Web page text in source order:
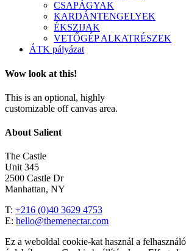
CSAPÁGYAK
KARDÁNTENGELYEK
ÉKSZIJAK
VETŐGÉP ALKATRÉSZEK
ÁTK pályázat
Wow look at this!
This is an optional, highly
customizable off canvas area.
About Salient
The Castle
Unit 345
2500 Castle Dr
Manhattan, NY
T: +216 (0)40 3629 4753
E: hello@themenectar.com
Ez a weboldal cookie-kat használ a